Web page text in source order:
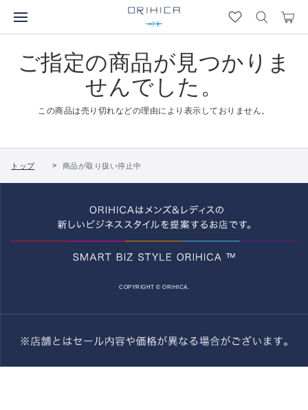
ご指定の商品が見つかりま
せんでした。
この商品は売り切れなどの理由により表示しておりません。
トップ 商品が取り扱い停止中
COPYRIGHT © ORIHICA.